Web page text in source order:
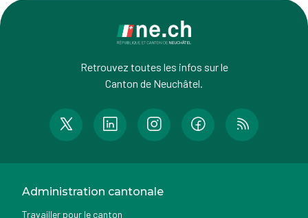
Retrouvez toutes les infos sur le
Canton de Neuchâtel.
Administration cantonale
Travailler pour le canton